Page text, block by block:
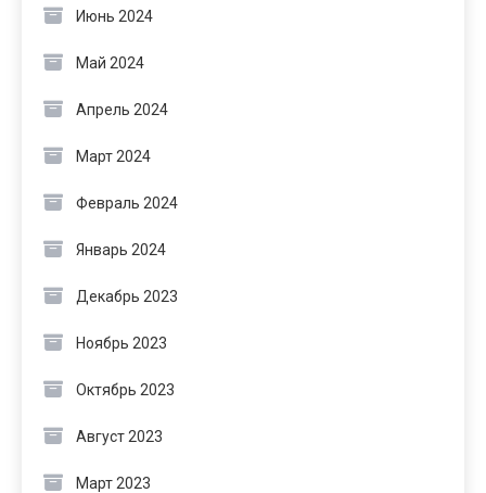
Июнь 2024
Май 2024
Апрель 2024
Март 2024
Февраль 2024
Январь 2024
Декабрь 2023
Ноябрь 2023
Октябрь 2023
Август 2023
Март 2023